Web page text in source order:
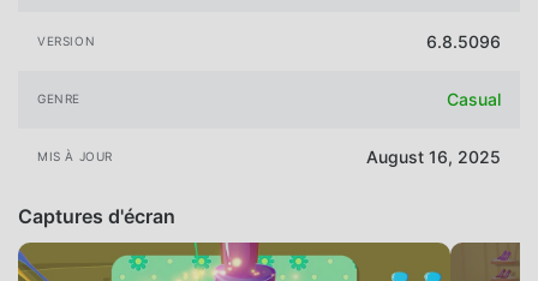
VERSION 6.8.5096
GENRE Casual
MIS À JOUR August 16, 2025
Captures d'écran